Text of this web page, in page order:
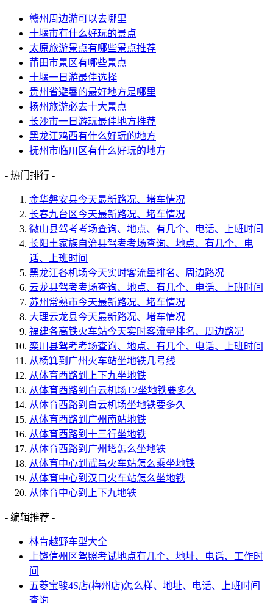
赣州周边游可以去哪里
十堰市有什么好玩的景点
太原旅游景点有哪些景点推荐
莆田市景区有哪些景点
十堰一日游最佳选择
贵州省避暑的最好地方是哪里
扬州旅游必去十大景点
长沙市一日游玩最佳地方推荐
黑龙江鸡西有什么好玩的地方
抚州市临川区有什么好玩的地方
- 热门排行 -
金华磐安县今天最新路况、堵车情况
长春九台区今天最新路况、堵车情况
微山县驾考考场查询、地点、有几个、电话、上班时间
长阳土家族自治县驾考考场查询、地点、有几个、电
话、上班时间
黑龙江各机场今天实时客流量排名、周边路况
云龙县驾考考场查询、地点、有几个、电话、上班时间
苏州常熟市今天最新路况、堵车情况
大理云龙县今天最新路况、堵车情况
福建各高铁火车站今天实时客流量排名、周边路况
栾川县驾考考场查询、地点、有几个、电话、上班时间
从杨箕到广州火车站坐地铁几号线
从体育西路到上下九坐地铁
从体育西路到白云机场T2坐地铁要多久
从体育西路到白云机场坐地铁要多久
从体育西路到广州南站地铁
从体育西路到十三行坐地铁
从体育西路到广州塔怎么坐地铁
从体育中心到武昌火车站怎么乘坐地铁
从体育中心到汉口火车站怎么坐地铁
从体育中心到上下九地铁
- 编辑推荐 -
林肯越野车型大全
上饶信州区驾照考试地点有几个、地址、电话、工作时
间
五菱宝骏4S店(梅州店)怎么样、地址、电话、上班时间
查询